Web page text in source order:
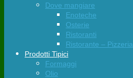
Dove mangiare
Enoteche
Osterie
Ristoranti
Ristorante – Pizzeria
Prodotti Tipici
Formaggi
Olio